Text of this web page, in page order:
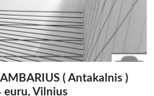
( Antakalnis )
euru, Vilnius